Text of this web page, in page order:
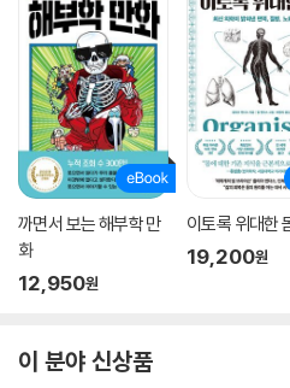
까면서 보는 해부학 만
화
12,950원
이토록 위대한
19,200원
이 분야 신상품